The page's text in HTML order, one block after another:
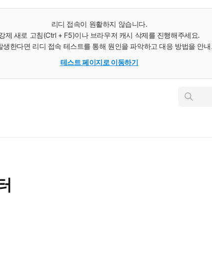
리디 접속이 원활하지 않습니다.
제 새로 고침(Ctrl + F5)이나 브라우저 캐시 삭제를 진행해주세요.
생한다면 리디 접속 테스트를 통해 원인을 파악하고 대응 방법을 안
테스트 페이지로 이동하기
인